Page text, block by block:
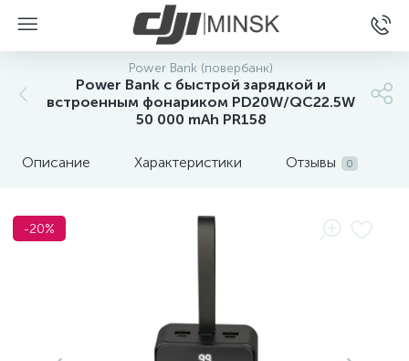
Power Bank (повербанк)
Power Bank с быстрой зарядкой и
встроенным фонариком PD20W/QC22.5W
50 000 mAh PR158
Описание Характеристики Отзывы 0
-20%